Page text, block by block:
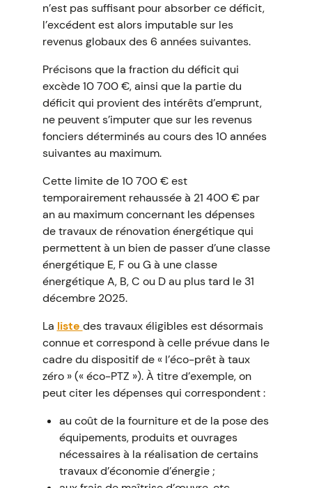
n’est pas suffisant pour absorber ce déficit,
l’excédent est alors imputable sur les
revenus globaux des 6 années suivantes.
Précisons que la fraction du déficit qui
excède 10 700 €, ainsi que la partie du
déficit qui provient des intérêts d’emprunt,
ne peuvent s’imputer que sur les revenus
fonciers déterminés au cours des 10 années
suivantes au maximum.
Cette limite de 10 700 € est
temporairement rehaussée à 21 400 € par
an au maximum concernant les dépenses
de travaux de rénovation énergétique qui
permettent à un bien de passer d’une classe
énergétique E, F ou G à une classe
énergétique A, B, C ou D au plus tard le 31
décembre 2025.
La liste des travaux éligibles est désormais
connue et correspond à celle prévue dans le
cadre du dispositif de « l’éco-prêt à taux
zéro » (« éco-PTZ »). À titre d’exemple, on
peut citer les dépenses qui correspondent :
au coût de la fourniture et de la pose des
équipements, produits et ouvrages
nécessaires à la réalisation de certains
travaux d’économie d’énergie ;